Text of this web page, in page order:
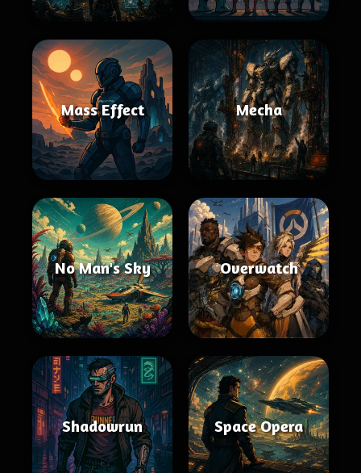
Mass Effect Mecha
No Man's Sky Overwatch
Shadowrun Space Opera